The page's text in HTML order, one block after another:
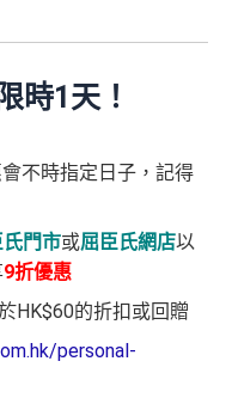
時1天！
不時指定日子，記得
氏門市或屈臣氏網店以
9折優惠
HK$60的折扣或回贈
personal-